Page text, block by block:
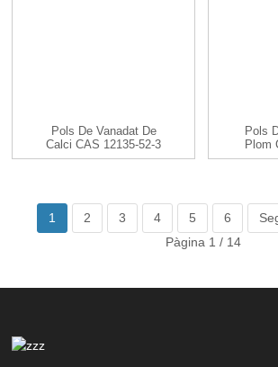
Pols De Vanadat De
Calci CAS 12135-52-3
CaV2O6
Pols
Plom
1 2 3 4 5 6
Pàgina 1 / 14